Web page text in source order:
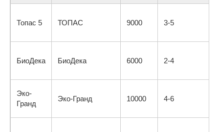
Топас 5 ТОПАС 9000 3-5
БиоДека БиоДека 6000 2-4
Эко-
Гранд
Эко-Гранд 10000 4-6